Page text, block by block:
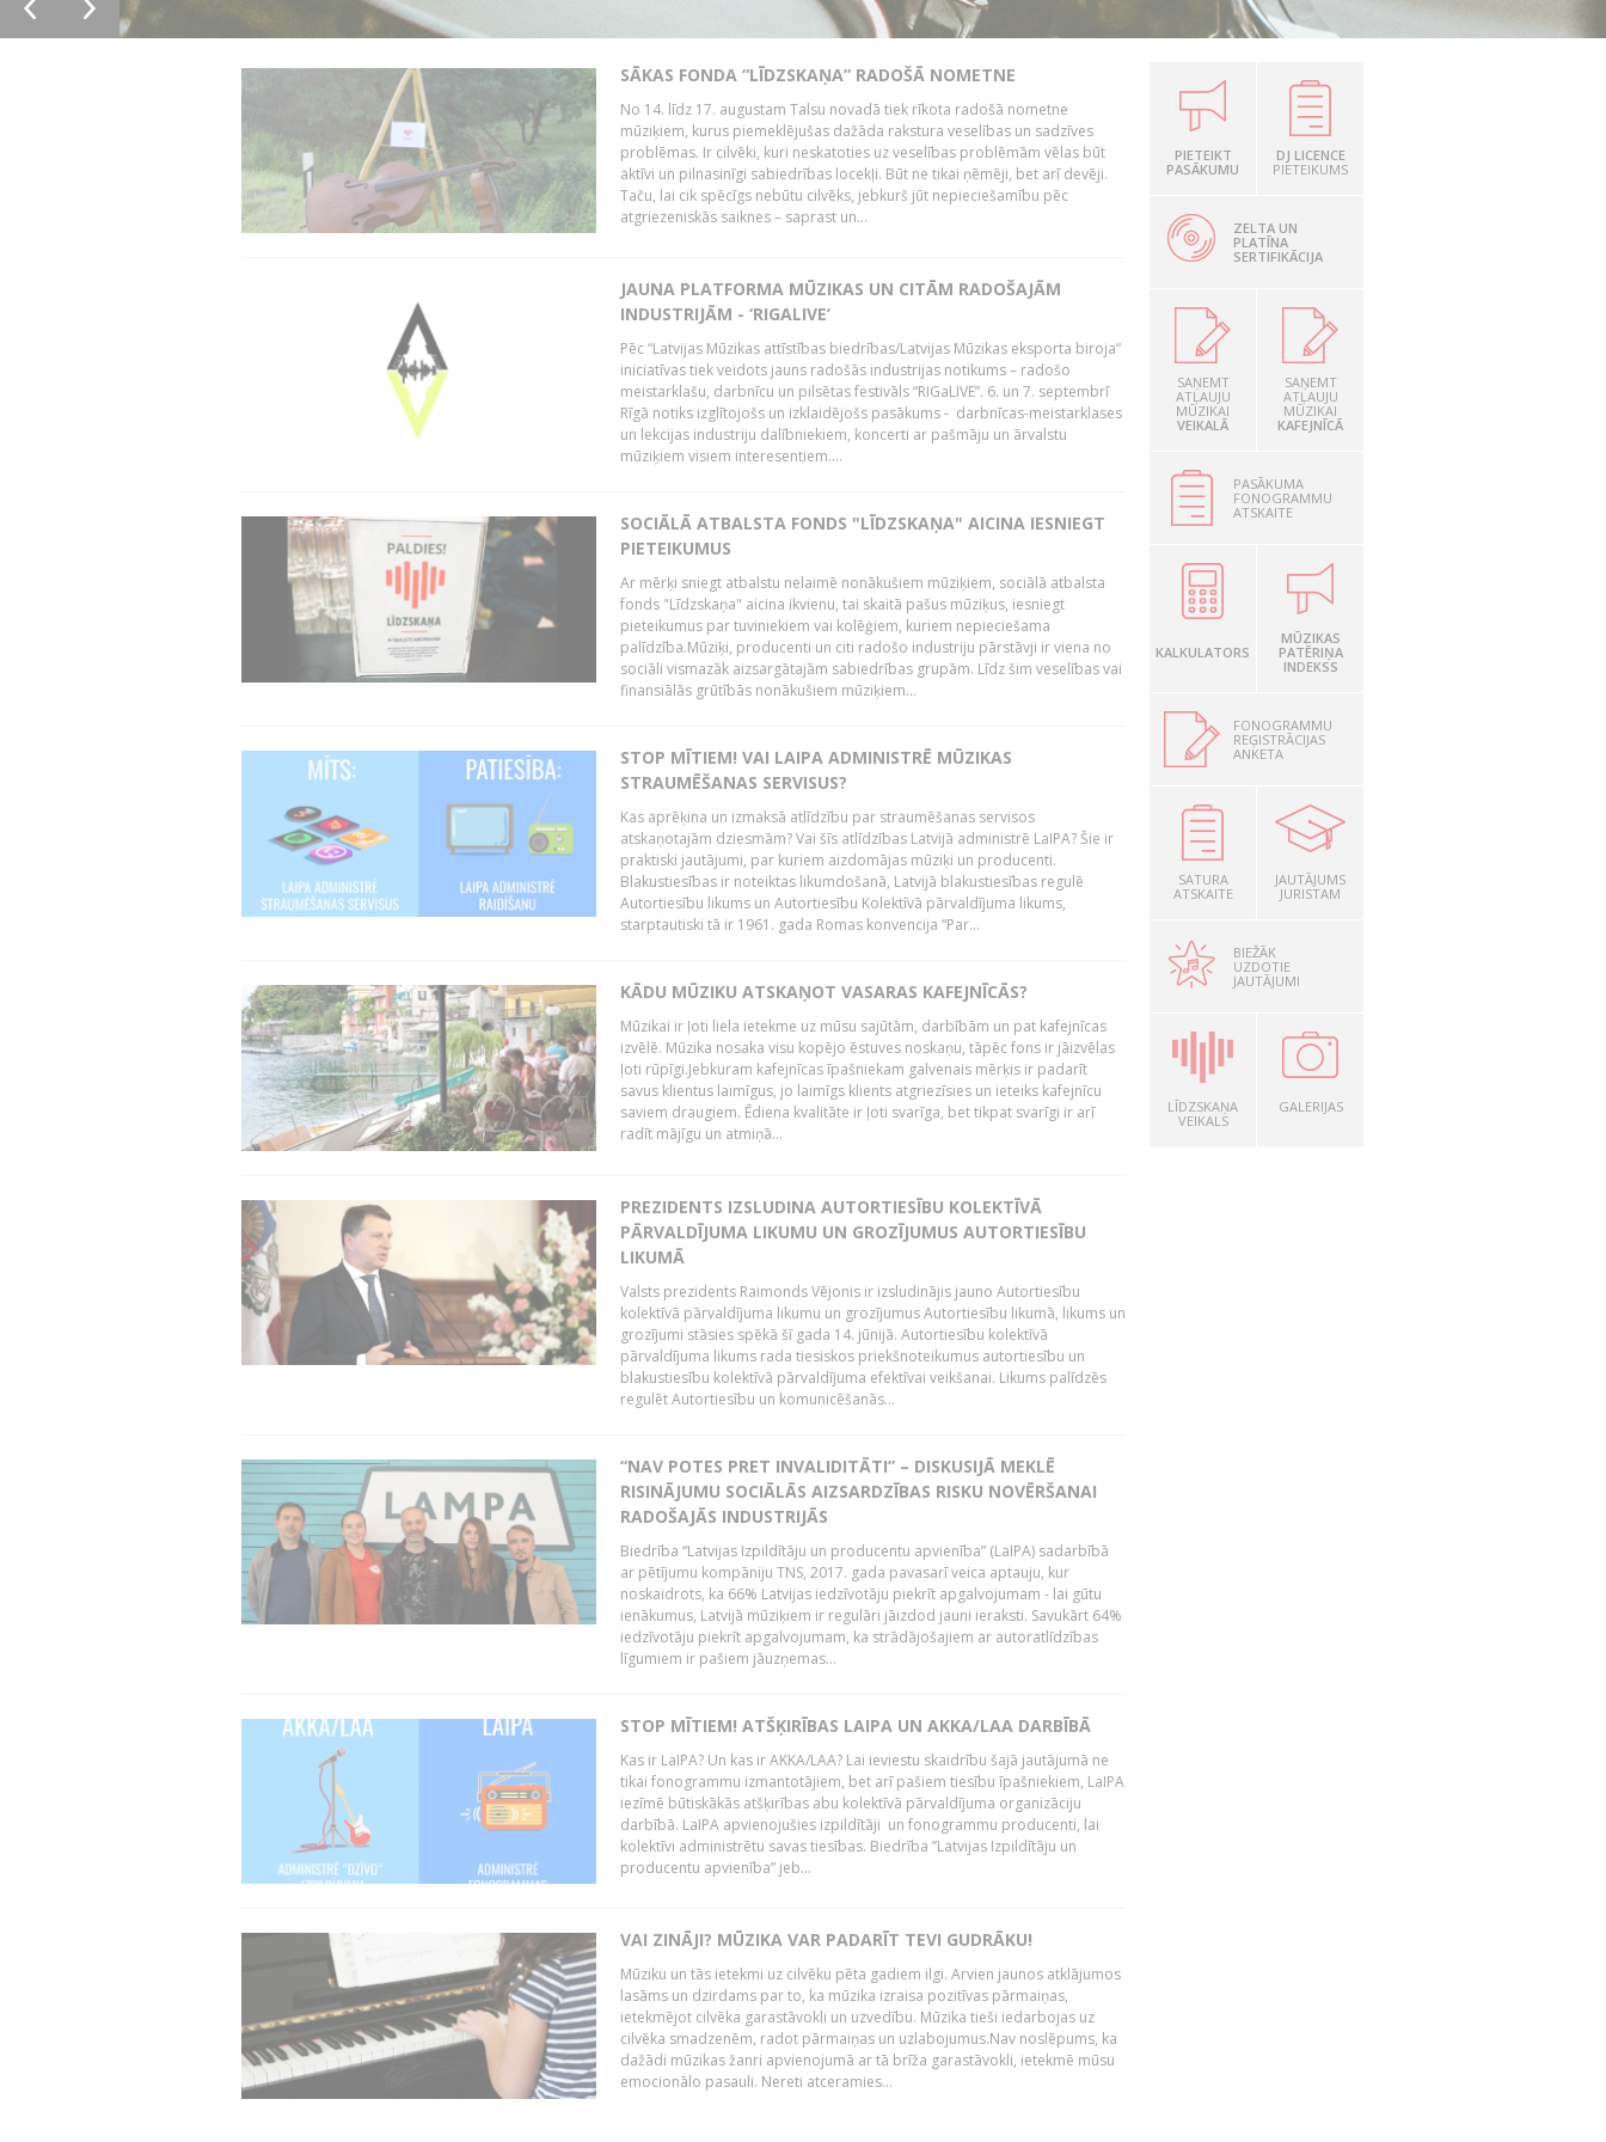
SĀKAS FONDA “LĪDZSKAŅA” RADOŠĀ NOMETNE
No 14. līdz 17. augustam Talsu novadā tiek rīkota radošā nometne
mūziķiem, kurus piemeklējušas dažāda rakstura veselības un sadzīves
problēmas. Ir cilvēki, kuri neskatoties uz veselības problēmām vēlas būt
aktīvi un pilnasinīgi sabiedrības locekļi. Būt ne tikai ņēmēji, bet arī devēji.
Taču, lai cik spēcīgs nebūtu cilvēks, jebkurš jūt nepieciešamību pēc
atgriezeniskās saiknes – saprast un...
JAUNA PLATFORMA MŪZIKAS UN CITĀM RADOŠAJĀM
INDUSTRIJĀM - ‘RIGALIVE’
Pēc “Latvijas Mūzikas attīstības biedrības/Latvijas Mūzikas eksporta biroja”
iniciatīvas tiek veidots jauns radošās industrijas notikums – radošo
meistarklašu, darbnīcu un pilsētas festivāls “RIGaLIVE”. 6. un 7. septembrī
Rīgā notiks izglītojošs un izklaidējošs pasākums - darbnīcas-meistarklases
un lekcijas industriju dalībniekiem, koncerti ar pašmāju un ārvalstu
mūziķiem visiem interesentiem....
SOCIĀLĀ ATBALSTA FONDS "LĪDZSKAŅA" AICINA IESNIEGT
PIETEIKUMUS
Ar mērķi sniegt atbalstu nelaimē nonākušiem mūziķiem, sociālā atbalsta
fonds "Līdzskaņa" aicina ikvienu, tai skaitā pašus mūziķus, iesniegt
pieteikumus par tuviniekiem vai kolēģiem, kuriem nepieciešama
palīdzība.Mūziķi, producenti un citi radošo industriju pārstāvji ir viena no
sociāli vismazāk aizsargātajām sabiedrības grupām. Līdz šim veselības vai
finansiālās grūtībās nonākušiem mūziķiem...
STOP MĪTIEM! VAI LAIPA ADMINISTRĒ MŪZIKAS
STRAUMĒŠANAS SERVISUS?
Kas aprēķina un izmaksā atlīdzību par straumēšanas servisos
atskaņotajām dziesmām? Vai šīs atlīdzības Latvijā administrē LaIPA? Šie ir
praktiski jautājumi, par kuriem aizdomājas mūziķi un producenti.
Blakustiesības ir noteiktas likumdošanā, Latvijā blakustiesības regulē
Autortiesību likums un Autortiesību Kolektīvā pārvaldījuma likums,
starptautiski tā ir 1961. gada Romas konvencija “Par...
KĀDU MŪZIKU ATSKAŅOT VASARAS KAFEJNĪCĀS?
Mūzikai ir ļoti liela ietekme uz mūsu sajūtām, darbībām un pat kafejnīcas
izvēlē. Mūzika nosaka visu kopējo ēstuves noskaņu, tāpēc fons ir jāizvēlas
ļoti rūpīgi.Jebkuram kafejnīcas īpašniekam galvenais mērķis ir padarīt
savus klientus laimīgus, jo laimīgs klients atgriezīsies un ieteiks kafejnīcu
saviem draugiem. Ēdiena kvalitāte ir ļoti svarīga, bet tikpat svarīgi ir arī
radīt mājīgu un atmiņā...
PREZIDENTS IZSLUDINA AUTORTIESĪBU KOLEKTĪVĀ
PĀRVALDĪJUMA LIKUMU UN GROZĪJUMUS AUTORTIESĪBU
LIKUMĀ
Valsts prezidents Raimonds Vējonis ir izsludinājis jauno Autortiesību
kolektīvā pārvaldījuma likumu un grozījumus Autortiesību likumā, likums un
grozījumi stāsies spēkā šī gada 14. jūnijā. Autortiesību kolektīvā
pārvaldījuma likums rada tiesiskos priekšnoteikumus autortiesību un
blakustiesību kolektīvā pārvaldījuma efektīvai veikšanai. Likums palīdzēs
regulēt Autortiesību un komunicēšanās...
“NAV POTES PRET INVALIDITĀTI” – DISKUSIJĀ MEKLĒ
RISINĀJUMU SOCIĀLĀS AIZSARDZĪBAS RISKU NOVĒRŠANAI
RADOŠAJĀS INDUSTRIJĀS
Biedrība “Latvijas Izpildītāju un producentu apvienība” (LaIPA) sadarbībā
ar pētījumu kompāniju TNS, 2017. gada pavasarī veica aptauju, kur
noskaidrots, ka 66% Latvijas iedzīvotāju piekrīt apgalvojumam - lai gūtu
ienākumus, Latvijā mūziķiem ir regulāri jāizdod jauni ieraksti. Savukārt 64%
iedzīvotāju piekrīt apgalvojumam, ka strādājošajiem ar autoratlīdzības
līgumiem ir pašiem jāuzņemas...
STOP MĪTIEM! ATŠĶIRĪBAS LAIPA UN AKKA/LAA DARBĪBĀ
Kas ir LaIPA? Un kas ir AKKA/LAA? Lai ieviestu skaidrību šajā jautājumā ne
tikai fonogrammu izmantotājiem, bet arī pašiem tiesību īpašniekiem, LaIPA
iezīmē būtiskākās atšķirības abu kolektīvā pārvaldījuma organizāciju
darbībā. LaIPA apvienojušies izpildītāji un fonogrammu producenti, lai
kolektīvi administrētu savas tiesības. Biedrība ”Latvijas Izpildītāju un
producentu apvienība” jeb...
VAI ZINĀJI? MŪZIKA VAR PADARĪT TEVI GUDRĀKU!
Mūziku un tās ietekmi uz cilvēku pēta gadiem ilgi. Arvien jaunos atklājumos
lasāms un dzirdams par to, ka mūzika izraisa pozitīvas pārmaiņas,
ietekmējot cilvēka garastāvokli un uzvedību. Mūzika tieši iedarbojas uz
cilvēka smadzenēm, radot pārmaiņas un uzlabojumus.Nav noslēpums, ka
dažādi mūzikas žanri apvienojumā ar tā brīža garastāvokli, ietekmē mūsu
emocionālo pasauli. Nereti atceramies...
PIETEIKT
PASĀKUMU
DJ LICENCE
PIETEIKUMS
ZELTA UN
PLATĪNA
SERTIFIKĀCIJA
SAŅEMT
ATĻAUJU
MŪZIKAI
VEIKALĀ
SAŅEMT
ATĻAUJU
MŪZIKAI
KAFEJNĪCĀ
PASĀKUMA
FONOGRAMMU
ATSKAITE
KALKULATORS
MŪZIKAS
PATĒRIŅA
INDEKSS
FONOGRAMMU
REĢISTRĀCIJAS
ANKETA
SATURA
ATSKAITE
JAUTĀJUMS
JURISTAM
BIEŽĀK
UZDOTIE
JAUTĀJUMI
LĪDZSKAŅA
VEIKALS
GALERIJAS